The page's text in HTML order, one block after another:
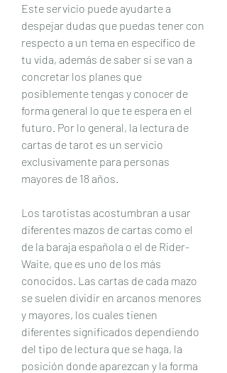
Este servicio puede ayudarte a
despejar dudas que puedas tener con
respecto a un tema en específico de
tu vida, además de saber si se van a
concretar los planes que
posiblemente tengas y conocer de
forma general lo que te espera en el
futuro. Por lo general, la lectura de
cartas de tarot es un servicio
exclusivamente para personas
mayores de 18 años.
Los tarotistas acostumbran a usar
diferentes mazos de cartas como el
de la baraja española o el de Rider-
Waite, que es uno de los más
conocidos. Las cartas de cada mazo
se suelen dividir en arcanos menores
y mayores, los cuales tienen
diferentes significados dependiendo
del tipo de lectura que se haga, la
posición donde aparezcan y la forma